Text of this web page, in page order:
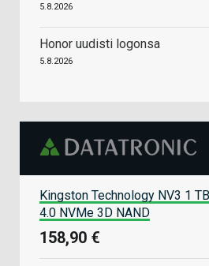
5.8.2026
Honor uudisti logonsa
5.8.2026
Kingston Technology NV3 1
4.0 NVMe 3D NAND
158,90 €